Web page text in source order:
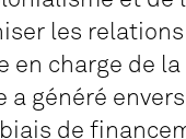
les
en charge de
généré
de